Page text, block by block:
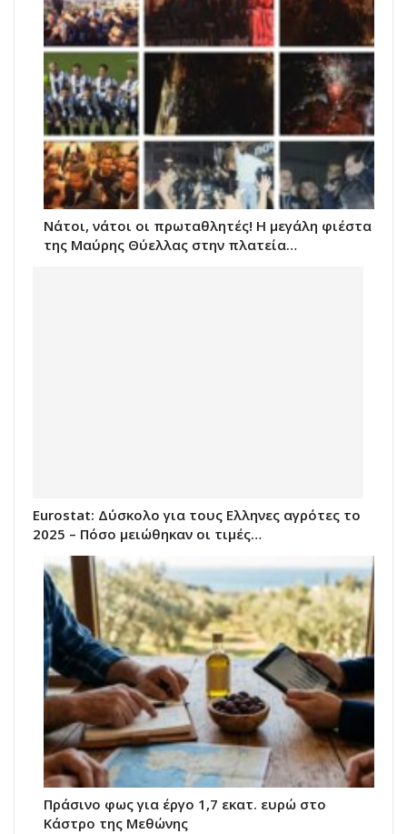
Νάτοι, νάτοι οι πρωταθλητές! Η μεγάλη φιέστα
της Μαύρης Θύελλας στην πλατεία…
Eurostat: Δύσκολο για τους Ελληνες αγρότες το
2025 – Πόσο μειώθηκαν οι τιμές…
Πράσινο φως για έργο 1,7 εκατ. ευρώ στο
Κάστρο της Μεθώνης